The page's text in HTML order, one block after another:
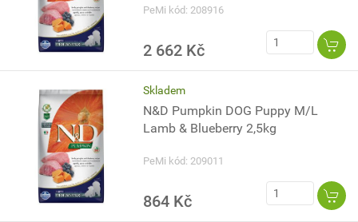
PeMi kód: 208916
2 662 Kč
Skladem
N&D Pumpkin DOG Puppy M/L
Lamb & Blueberry 2,5kg
PeMi kód: 209011
864 Kč